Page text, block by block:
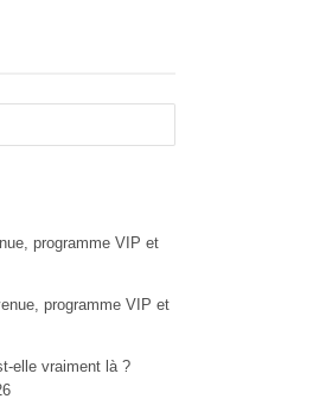
programme VIP et
programme VIP et
elle vraiment là ?